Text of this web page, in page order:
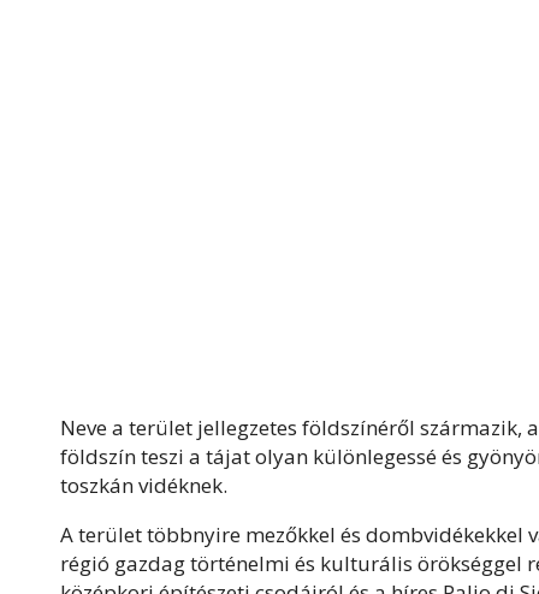
Neve a terület jellegzetes földszínéről származik,
földszín teszi a tájat olyan különlegessé és
toszkán vidéknek.
A terület többnyire mezőkkel és dombvidékekkel
régió gazdag történelmi és kulturális örökséggel